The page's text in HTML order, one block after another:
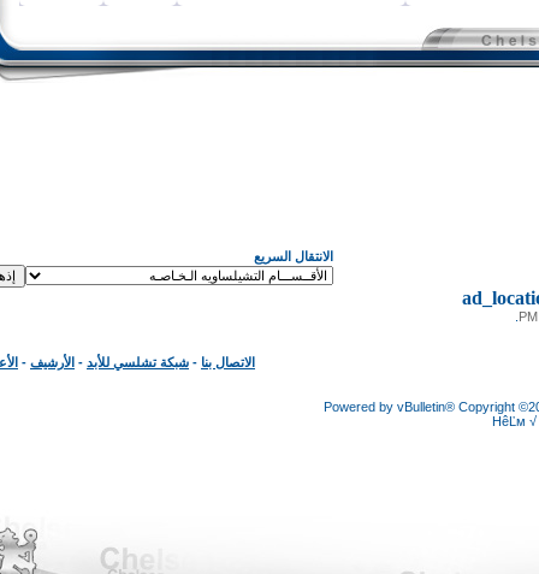
الانتقال السريع
الاتصال بنا- شبكة تشلسي للأبد -الأرشيف-الأعلى
Powered by vBulletin®